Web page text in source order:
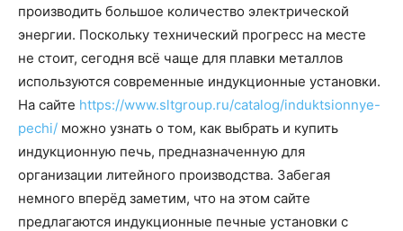
производить большое количество электрической
энергии. Поскольку технический прогресс на месте
не стоит, сегодня всё чаще для плавки металлов
используются современные индукционные установки.
На сайте https://www.sltgroup.ru/catalog/induktsionnye-
pechi/ можно узнать о том, как выбрать и купить
индукционную печь, предназначенную для
организации литейного производства. Забегая
немного вперёд заметим, что на этом сайте
предлагаются индукционные печные установки с